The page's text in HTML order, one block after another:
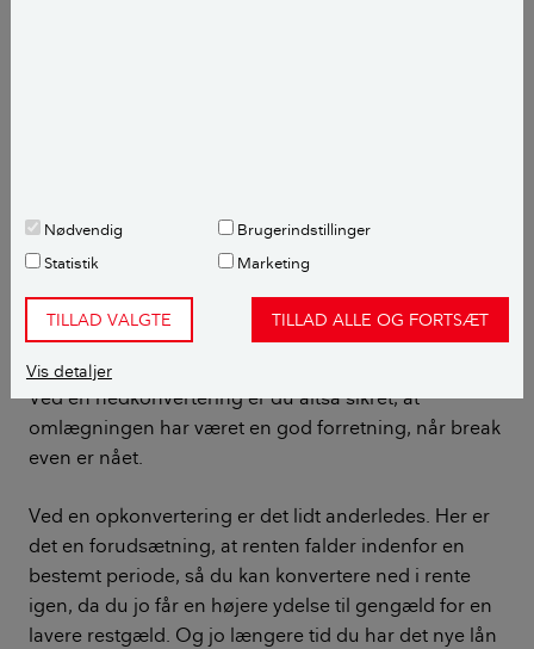
Nødvendig
Brugerindstillinger
Statistik
Marketing
TILLAD VALGTE TILLAD ALLE OG FORTSÆT
Vis detaljer
eller ej.
For at vurdere det skal du se på break even. Det er
det antal år, der går, før omkostningerne ved
omlægningen har tjent sig selv hjem igen.
Ved en nedkonvertering er du altså sikret, at
omlægningen har været en god forretning, når break
even er nået.
Ved en opkonvertering er det lidt anderledes. Her er
det en forudsætning, at renten falder indenfor en
bestemt periode, så du kan konvertere ned i rente
igen, da du jo får en højere ydelse til gengæld for en
lavere restgæld. Og jo længere tid du har det nye lån